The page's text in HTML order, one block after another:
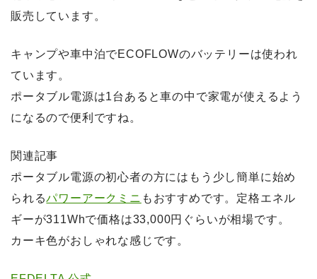
販売しています。
キャンプや車中泊でECOFLOWのバッテリーは使われ
ています。
ポータブル電源は1台あると車の中で家電が使えるよう
になるので便利ですね。
関連記事
ポータブル電源の初心者の方にはもう少し簡単に始め
られるパワーアークミニ もおすすめです。定格エネル
ギーが311Whで価格は33,000円ぐらいが相場です。
カーキ色がおしゃれな感じです。